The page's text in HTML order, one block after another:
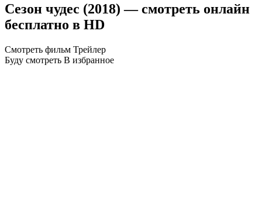
Сезон чудес (2018) — смотреть онлайн
бесплатно в HD
Смотреть фильм Трейлер
Буду смотреть В избранное